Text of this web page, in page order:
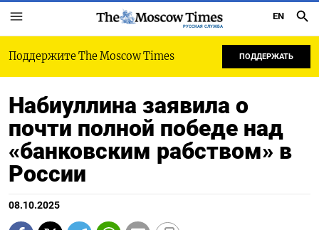
РУССКАЯ СЛУЖБА
EN
Поддержите The Moscow Times ПОДДЕРЖАТЬ
Набиуллина заявила о
почти полной победе над
«банковским рабством» в
России
08.10.2025